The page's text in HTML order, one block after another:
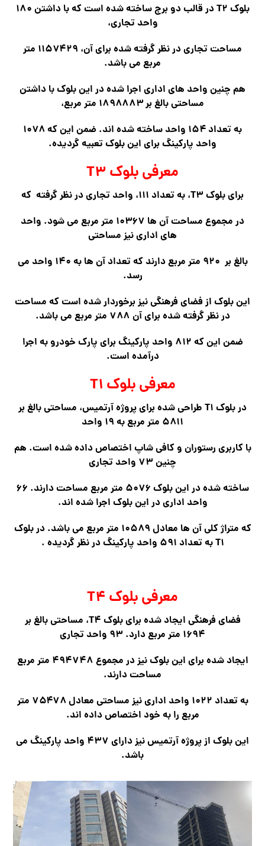
بلوک T۲ در قالب دو برج ساخته شده است که با داشتن ۱۸۰
واحد تجاری،
مساحت تجاری در نظر گرفته شده برای آن، ۱۱۵۷۴۲۹ متر
مربع می باشد.
هم چنین واحد های اداری اجرا شده در این بلوک با داشتن
مساحتی بالغ بر ۱۸۹۸۸۸۳ متر مربع،
به تعداد ۱۵۴ واحد ساخته شده اند. ضمن این که ۱۰۷۸
واحد پارکینگ برای این بلوک تعبیه گردیده.
معرفی بلوک T۳
برای بلوک T۳، به تعداد ۱۱۱، واحد تجاری در نظر گرفته که
در مجموع مساحت آن ها ۱۰۳۶۷ متر مربع می شود. واحد
های اداری نیز مساحتی
بالغ بر ۹۲۰ متر مربع دارند که تعداد آن ها به ۱۴۰ واحد می
رسد.
این بلوک از فضای فرهنگینیز برخوردار شده است که مساحت
در نظر گرفته شده برای آن ۷۸۸ متر مربع می باشد.
ضمن این که ۸۱۲ واحد پارکینگ برای پارک خودرو به اجرا
درآمده است.
معرفی بلوک T۱
در بلوک T۱ طراحی شده برای پروژه آرتمیس، مساحتی بالغ بر
۵۸۱۱ متر مربع به ۱۹ واحد
با کاربری رستوران و کافی شاپ اختصاص داده شده است. هم
چنین ۷۳ واحد تجاری
ساخته شده در این بلوک ۵۰۷۶ متر مربع مساحت دارند. ۶۶
واحد اداری در این بلوک اجرا شده اند.
که متراژ کلی آن ها معادل ۱۰۵۸۹ متر مربع می باشد. در بلوک
T۱ به تعداد ۵۹۱ واحد
پارکینگ در نظر گردیده .
معرفی بلوک T۴
فضای فرهنگی ایجاد شده برای بلوک T۴، مساحتی بالغ بر
۱۶۹۴ متر مربع دارد. ۹۳ واحد تجاری
ایجاد شده برای این بلوک نیز در مجموع ۴۹۴۷۴۸ متر مربع
مساحت دارند.
به تعداد ۱۰۲۲ واحد اداری
نیز مساحتی معادل ۷۵۴۷۸ متر
مربع را به خود اختصاص داده اند.
این بلوک از پروژه آرتمیس نیز دارای ۴۳۷ واحد پارکینگ می
باشد.